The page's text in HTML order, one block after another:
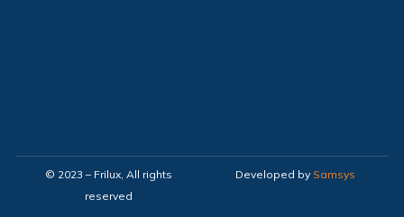
© 2023 – Frilux, All rights
reserved
Developed by Samsys